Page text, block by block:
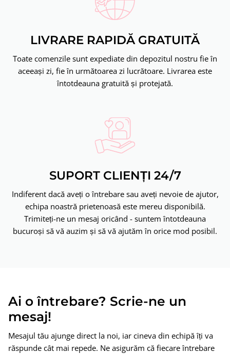
LIVRARE RAPIDĂ GRATUITĂ
Toate comenzile sunt expediate din depozitul nostru fie în
aceeași zi, fie în următoarea zi lucrătoare. Livrarea este
întotdeauna gratuită și protejată.
SUPORT CLIENȚI 24/7
Indiferent dacă aveți o întrebare sau aveți nevoie de ajutor,
echipa noastră prietenoasă este mereu disponibilă.
Trimiteți-ne un mesaj oricând - suntem întotdeauna
bucuroși să vă auzim și să vă ajutăm în orice mod posibil.
Ai o întrebare? Scrie-ne un
mesaj!
Mesajul tău ajunge direct la noi, iar cineva din echipă îți va
răspunde cât mai repede. Ne asigurăm că fiecare întrebare